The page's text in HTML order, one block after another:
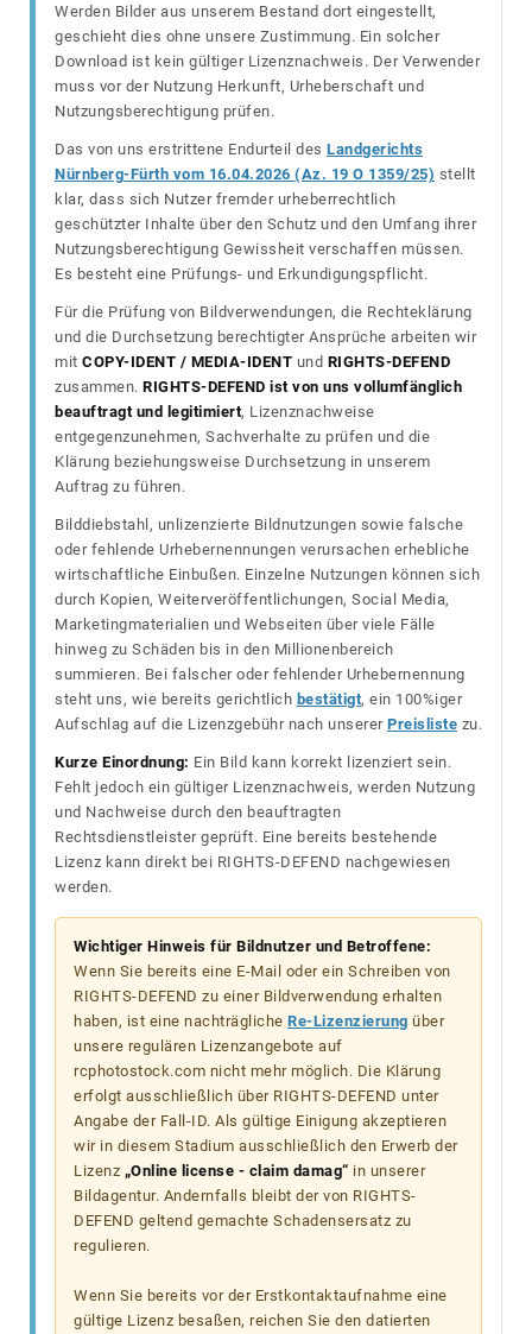
Werden Bilder aus unserem Bestand dort eingestellt,
geschieht dies ohne unsere Zustimmung. Ein solcher
Download ist kein gültiger Lizenznachweis. Der Verwender
muss vor der Nutzung Herkunft, Urheberschaft und
Nutzungsberechtigung prüfen.
Das von uns erstrittene Endurteil des Landgerichts
Nürnberg-Fürth vom 16.04.2026 (Az. 19 O 1359/25) stellt
klar, dass sich Nutzer fremder urheberrechtlich
geschützter Inhalte über den Schutz und den Umfang ihrer
Nutzungsberechtigung Gewissheit verschaffen müssen.
Es besteht eine Prüfungs- und Erkundigungspflicht.
Für die Prüfung von Bildverwendungen, die Rechteklärung
und die Durchsetzung berechtigter Ansprüche arbeiten wir
mit COPY-IDENT / MEDIA-IDENT und RIGHTS-DEFEND
zusammen. RIGHTS-DEFEND ist von uns vollumfänglich
beauftragt und legitimiert, Lizenznachweise
entgegenzunehmen, Sachverhalte zu prüfen und die
Klärung beziehungsweise Durchsetzung in unserem
Auftrag zu führen.
Bilddiebstahl, unlizenzierte Bildnutzungen sowie falsche
oder fehlende Urhebernennungen verursachen erhebliche
wirtschaftliche Einbußen. Einzelne Nutzungen können sich
durch Kopien, Weiterveröffentlichungen, Social Media,
Marketingmaterialien und Webseiten über viele Fälle
hinweg zu Schäden bis in den Millionenbereich
summieren. Bei falscher oder fehlender Urhebernennung
steht uns, wie bereits gerichtlich bestätigt, ein 100%iger
Aufschlag auf die Lizenzgebühr nach unserer Preisliste zu.
Kurze Einordnung: Ein Bild kann korrekt lizenziert sein.
Fehlt jedoch ein gültiger Lizenznachweis, werden Nutzung
und Nachweise durch den beauftragten
Rechtsdienstleister geprüft. Eine bereits bestehende
Lizenz kann direkt bei RIGHTS-DEFEND nachgewiesen
werden.
Wichtiger Hinweis für Bildnutzer und Betroffene:
Wenn Sie bereits eine E-Mail oder ein Schreiben von
RIGHTS-DEFEND zu einer Bildverwendung erhalten
haben, ist eine nachträgliche Re-Lizenzierung über
unsere regulären Lizenzangebote auf
rcphotostock.com nicht mehr möglich. Die Klärung
erfolgt ausschließlich über RIGHTS-DEFEND unter
Angabe der Fall-ID. Als gültige Einigung akzeptieren
wir in diesem Stadium ausschließlich den Erwerb der
Lizenz „Online license - claim damag“ in unserer
Bildagentur. Andernfalls bleibt der von RIGHTS-
DEFEND geltend gemachte Schadensersatz zu
regulieren.
Wenn Sie bereits vor der Erstkontaktaufnahme eine
gültige Lizenz besaßen, reichen Sie den datierten